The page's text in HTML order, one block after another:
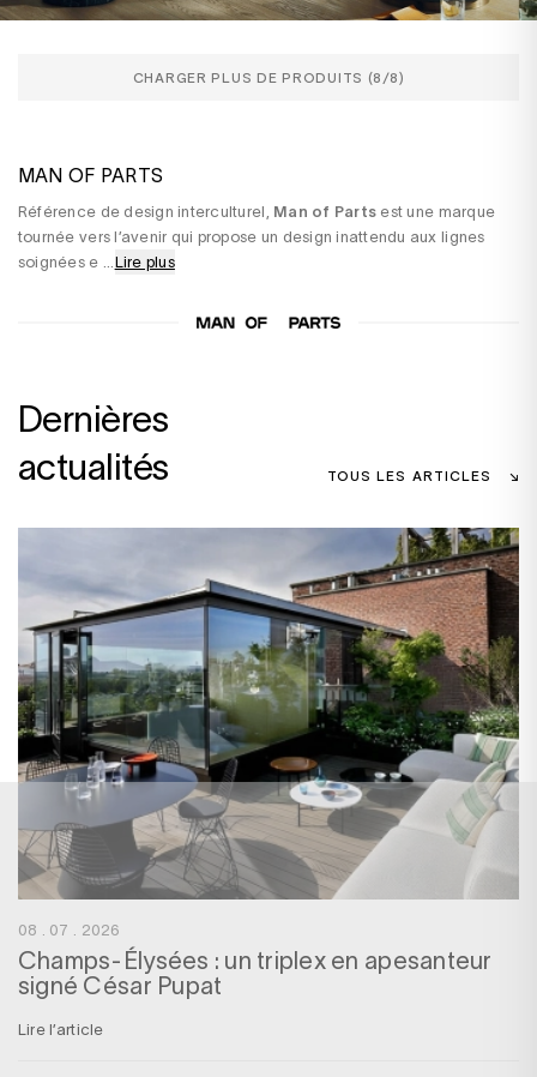
CHARGER PLUS DE PRODUITS (8 /8)
MAN OF PARTS
Référence de design interculturel, Man of Parts est une marque
tournée vers l’avenir qui propose un design inattendu aux lignes
soignées e
Lire plus
Dernières
actualités
TOUS LES ARTICLES
08 . 07 . 2026
Champs-Élysées : un triplex en apesanteur
signé César Pupat
Lire l’article